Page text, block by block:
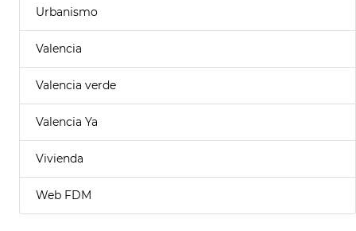
Urbanismo
Valencia
Valencia verde
Valencia Ya
Vivienda
Web FDM